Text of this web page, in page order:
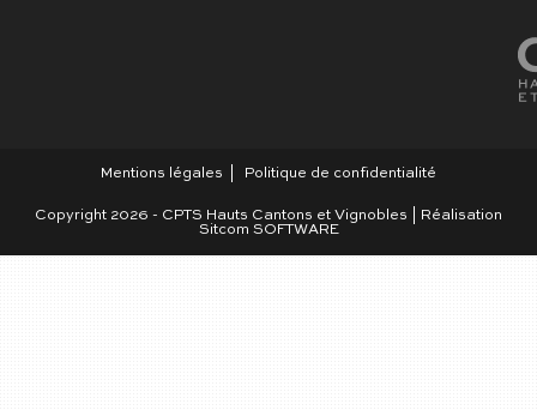
Mentions légales Politique de confidentialité
Copyright 2026 - CPTS Hauts Cantons et Vignobles | Réalisation
Sitcom SOFTWARE